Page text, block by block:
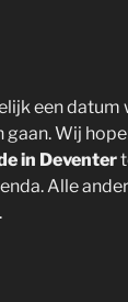
een datum
Wij
in Deventer
Alle